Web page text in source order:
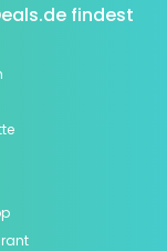
findest